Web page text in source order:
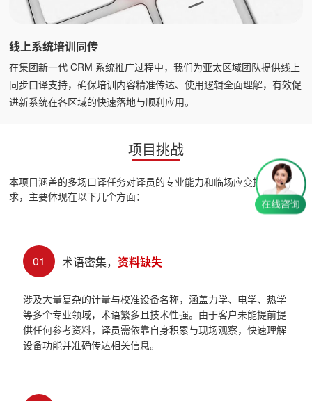
线上系统培训同传
在集团新一代 CRM 系统推广过程中，我们为亚太区域团队提供线上
同步口译支持，确保培训内容精准传达、使用逻辑全面理解，有效促
进新系统在各区域的快速落地与顺利应用。
项目挑战
本项目涵盖的多场口译任务对译员的专业能力和临场应变提出了高要
求，主要体现在以下几个方面：
01 术语密集，资料缺失
涉及大量复杂的计量与校准设备名称，涵盖力学、电学、热学
等多个专业领域，术语繁多且技术性强。由于客户未能提前提
供任何参考资料，译员需依靠自身积累与现场观察，快速理解
设备功能并准确传达相关信息。